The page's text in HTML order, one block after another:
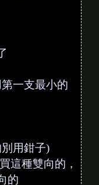
器
爽